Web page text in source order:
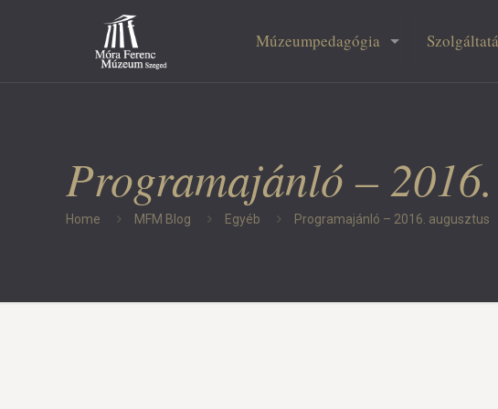
Múzeumpedagógia
Programajánló –
Home MFM Blog Egyéb Programajánló – 2016. augusztus